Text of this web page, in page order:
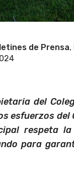
de Prensa,
del
esfuerzos del
respeta
para